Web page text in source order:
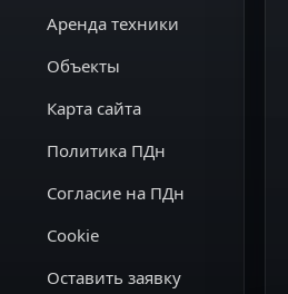
Аренда техники
Объекты
Карта сайта
Политика ПДн
Согласие на ПДн
Cookie
Оставить заявку